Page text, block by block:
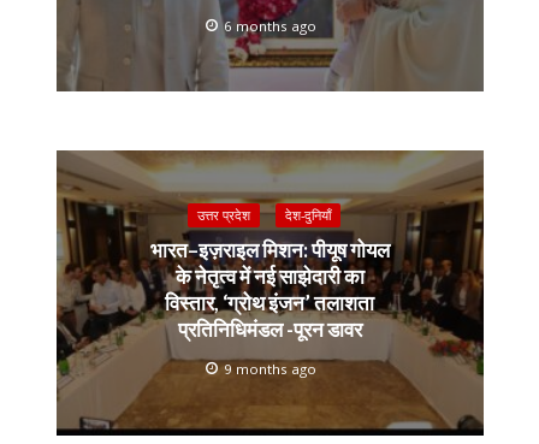
6 months ago
उत्तर प्रदेश देश-दुनियाँ
भारत–इज़राइल मिशन: पीयूष गोयल
के नेतृत्व में नई साझेदारी का
विस्तार, ‘ग्रोथ इंजन’ तलाशता
प्रतिनिधिमंडल -पूरन डावर
9 months ago